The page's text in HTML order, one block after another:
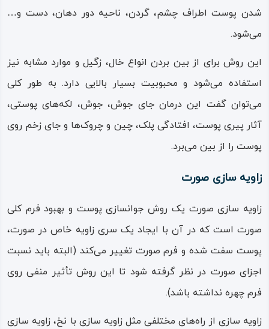
شدن پوست اطراف چشم، گردن، ناحیه دور دهان، دست و…
می‌شود.
این روش برای از بین بردن انواع خال، زگیل و موارد مشابه نیز
استفاده می‌شود و محبوبیت بسیار بالایی دارد. به طور کلی
می‌توان گفت این درمان جای جوش، جوش، لکه‌های پوستی،
آثار پیری پوست، افتادگی پلک، چین و چروک‌ها و جای زخم روی
پوست را از بین می‌برد.
زاویه سازی صورت
زاویه سازی صورت یک روش جوانسازی پوست و بهبود فرم کلی
صورت است که در آن با ایجاد یک سری زاویه خاص در صورت،
پوست سفت شده و فرم صورت تغییر می‌کند (البته باید نسبت
اجزای صورت در نظر گرفته شود تا این روش تأثیر منفی روی
فرم چهره نداشته باشد).
زاویه سازی از راه‌های مختلفی مثل زاویه سازی با نخ، زاویه سازی